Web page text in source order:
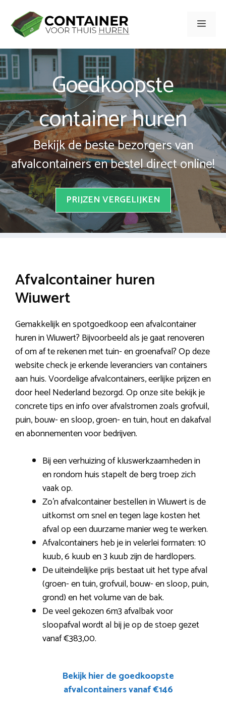
naar
inhoud
Menu
Goedkoopste
container huren
Bekijk de beste bezorgers van
afvalcontainers en bestel direct online!
PRIJZEN VERGELIJKEN
Afvalcontainer huren
Wiuwert
Gemakkelijk en spotgoedkoop een afvalcontainer
huren in Wiuwert? Bijvoorbeeld als je gaat renoveren
of om af te rekenen met tuin- en groenafval? Op deze
website check je erkende leveranciers van containers
aan huis. Voordelige afvalcontainers, eerlijke prijzen en
door heel Nederland bezorgd. Op onze site bekijk je
concrete tips en info over afvalstromen zoals grofvuil,
puin, bouw- en sloop, groen- en tuin, hout en dakafval
en abonnementen voor bedrijven.
Bij een verhuizing of kluswerkzaamheden in
en rondom huis stapelt de berg troep zich
vaak op.
Zo’n afvalcontainer bestellen in Wiuwert is de
uitkomst om snel en tegen lage kosten het
afval op een duurzame manier weg te werken.
Afvalcontainers heb je in velerlei formaten: 10
kuub, 6 kuub en 3 kuub zijn de hardlopers.
De uiteindelijke prijs bestaat uit het type afval
(groen- en tuin, grofvuil, bouw- en sloop, puin,
grond) en het volume van de bak.
De veel gekozen 6m3 afvalbak voor
sloopafval wordt al bij je op de stoep gezet
vanaf €383,00.
Bekijk hier de goedkoopste
afvalcontainers vanaf €146